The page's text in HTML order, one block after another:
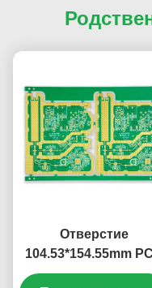
Отверстие
104.53*154.55mm